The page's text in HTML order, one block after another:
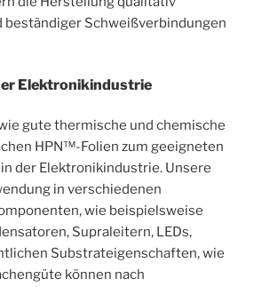
beständiger Schweißverbindungen
Elektronikindustrie
gute thermische und chemische
HPN™-Folien zum geeigneten
der Elektronikindustrie. Unsere
in verschiedenen
wie beispielsweise
Supraleitern, LEDs,
Substrateigenschaften, wie
können nach